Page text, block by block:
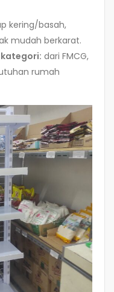
kering/basah,
mudah berkarat.
dari FMCG,
rumah